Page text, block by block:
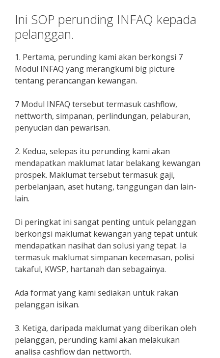
Ini SOP perunding INFAQ kepada
pelanggan.
1. Pertama, perunding kami akan berkongsi 7
Modul INFAQ yang merangkumi big picture
tentang perancangan kewangan.
7 Modul INFAQ tersebut termasuk cashflow,
nettworth, simpanan, perlindungan, pelaburan,
penyucian dan pewarisan.
2. Kedua, selepas itu perunding kami akan
mendapatkan maklumat latar belakang kewangan
prospek. Maklumat tersebut termasuk gaji,
perbelanjaan, aset hutang, tanggungan dan lain-
lain.
Di peringkat ini sangat penting untuk pelanggan
berkongsi maklumat kewangan yang tepat untuk
mendapatkan nasihat dan solusi yang tepat. Ia
termasuk maklumat simpanan kecemasan, polisi
takaful, KWSP, hartanah dan sebagainya.
Ada format yang kami sediakan untuk rakan
pelanggan isikan.
3. Ketiga, daripada maklumat yang diberikan oleh
pelanggan, perunding kami akan melakukan
analisa cashflow dan nettworth.